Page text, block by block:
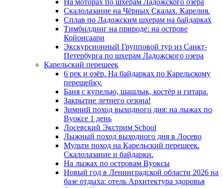
На моторах по шхерам Ладожского озера
Скалолазание на Чёрных Скалах. Карелия.
Сплав по Ладожским шхерам на байдарках
Тимбилдинг на природе: на острове
Койонсаари
Экскурсионный Групповой тур из Санкт-
Петербурга по шхерам Ладожского озера
Карельский перешеек
6 рек и озёр. На байдарках по Карельскому
перешейку.
Баня с купелью, шашлык, костёр и гитара.
Закрытие летнего сезона!
Зимний поход выходного дня: на лыжах по
Вуоксе 1 день
Лосевский Экстрим School
Лыжный поход выходного дня в Лосево
Мульти поход на Карельский перешеек.
Скалолазание и байдарки.
На лыжах по островам Вуоксы
Новый год в Ленинградской области 2026 на
базе отдыха: отель Архитектура здоровья